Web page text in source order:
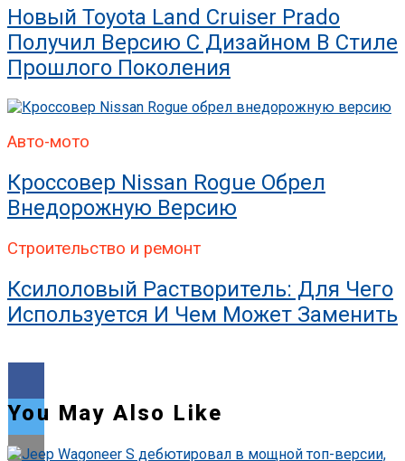
Новый Toyota Land Cruiser Prado
Получил Версию С Дизайном В Стиле
Прошлого Поколения
Авто-мото
Кроссовер Nissan Rogue Обрел
Внедорожную Версию
Строительство и ремонт
Ксилоловый Растворитель: Для Чего
Используется И Чем Может Заменить
You May Also Like